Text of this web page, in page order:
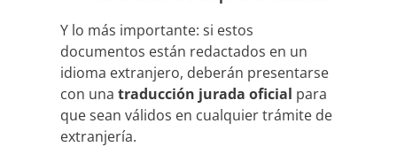
Y lo más importante: si estos
documentos están redactados en un
idioma extranjero, deberán presentarse
con una traducción jurada oficial para
que sean válidos en cualquier trámite de
extranjería.